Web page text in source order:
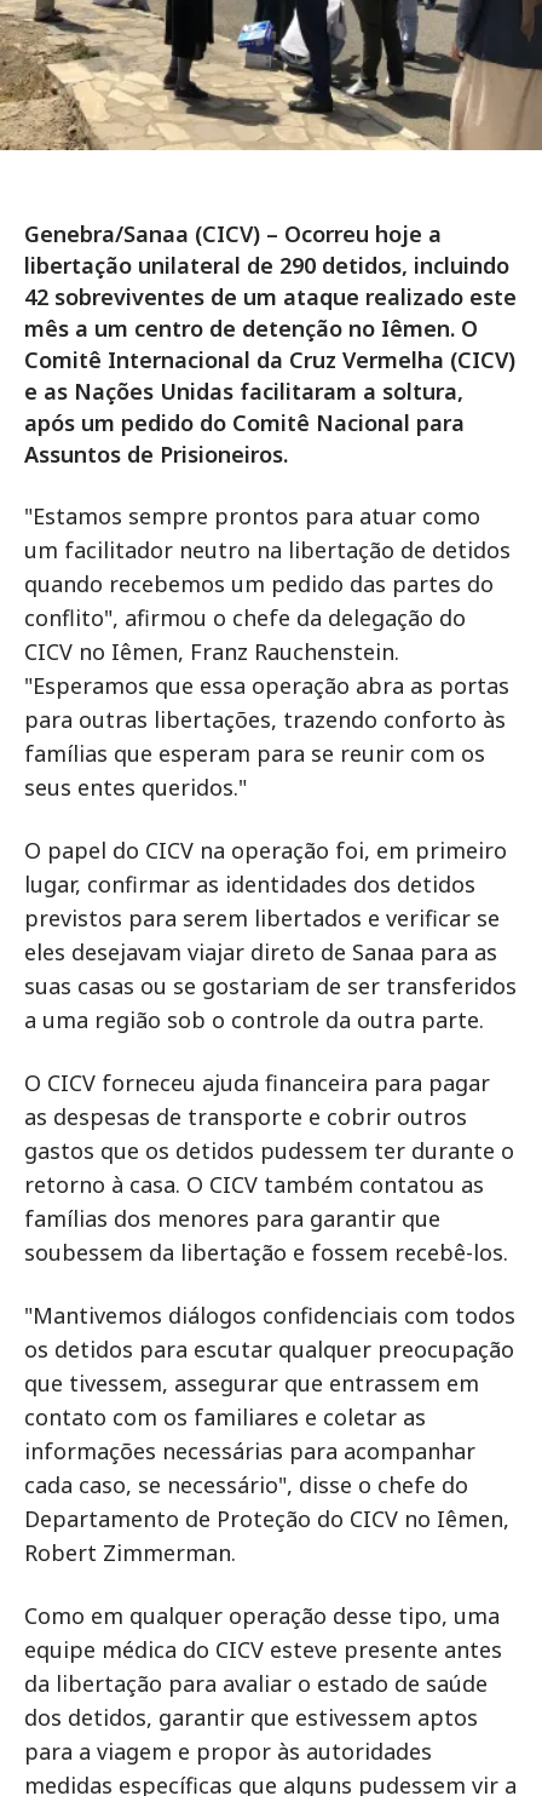
Genebra/Sanaa (CICV) – Ocorreu hoje a
libertação unilateral de 290 detidos, incluindo
42 sobreviventes de um ataque realizado este
mês a um centro de detenção no Iêmen. O
Comitê Internacional da Cruz Vermelha (CICV)
e as Nações Unidas facilitaram a soltura,
após um pedido do Comitê Nacional para
Assuntos de Prisioneiros.
"Estamos sempre prontos para atuar como
um facilitador neutro na libertação de detidos
quando recebemos um pedido das partes do
conflito", afirmou o chefe da delegação do
CICV no Iêmen, Franz Rauchenstein.
"Esperamos que essa operação abra as portas
para outras libertações, trazendo conforto às
famílias que esperam para se reunir com os
seus entes queridos."
O papel do CICV na operação foi, em primeiro
lugar, confirmar as identidades dos detidos
previstos para serem libertados e verificar se
eles desejavam viajar direto de Sanaa para as
suas casas ou se gostariam de ser transferidos
a uma região sob o controle da outra parte.
O CICV forneceu ajuda financeira para pagar
as despesas de transporte e cobrir outros
gastos que os detidos pudessem ter durante o
retorno à casa. O CICV também contatou as
famílias dos menores para garantir que
soubessem da libertação e fossem recebê-los.
"Mantivemos diálogos confidenciais com todos
os detidos para escutar qualquer preocupação
que tivessem, assegurar que entrassem em
contato com os familiares e coletar as
informações necessárias para acompanhar
cada caso, se necessário", disse o chefe do
Departamento de Proteção do CICV no Iêmen,
Robert Zimmerman.
Como em qualquer operação desse tipo, uma
equipe médica do CICV esteve presente antes
da libertação para avaliar o estado de saúde
dos detidos, garantir que estivessem aptos
para a viagem e propor às autoridades
medidas específicas que alguns pudessem vir a